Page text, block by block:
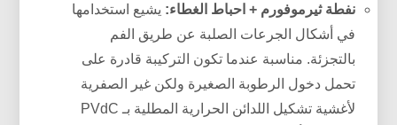
نفطة ثيرموفورم + احباط الغطاء: يشيع استخدامها
في أشكال الجرعات الصلبة عن طريق الفم
بالتجزئة. مناسبة عندما تكون التركيبة قادرة على
تحمل دخول الرطوبة الصغيرة ولكن غير الصفرية
لأغشية تشكيل اللدائن الحرارية المطلية بـ PVdC